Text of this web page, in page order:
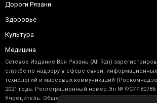
Дороги Рязани
Здоровье
Культура
Медицина
Сетевое Издание Вся Рязань (All Rzn)
службе по надзору в сфере связи, информационных
технологий и массовых коммуникаций
2021 года. Регистрационный номер Эл № ФС77-80786
Учредитель: Общество с ограниченной